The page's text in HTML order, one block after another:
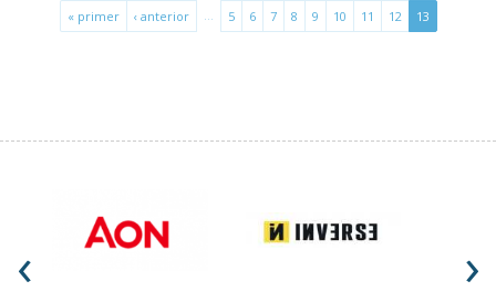
« primer ‹ anterior 5 6 7 8 9 10 11 12 13
‹ ›